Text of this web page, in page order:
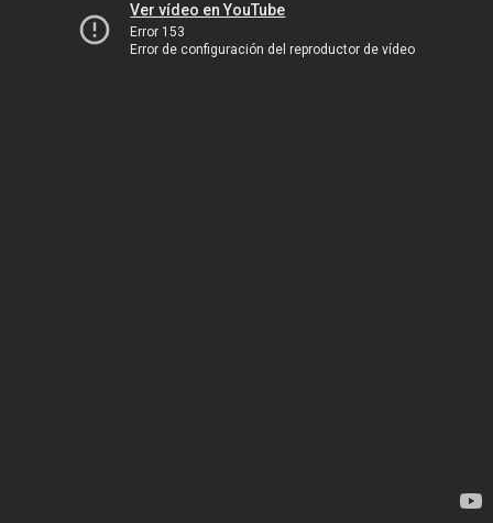
Ver vídeo en YouTube
Error 153
Error de configuración del reproductor de vídeo